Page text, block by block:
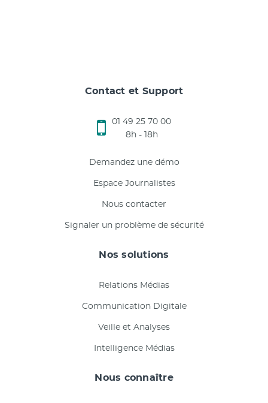
Contact et Support
01 49 25 70 00
8h - 18h
Demandez une démo
Espace Journalistes
Nous contacter
Signaler un problème de sécurité
Nos solutions
Relations Médias
Communication Digitale
Veille et Analyses
Intelligence Médias
Nous connaître